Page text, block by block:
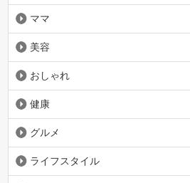
ママ
美容
おしゃれ
健康
グルメ
ライフスタイル